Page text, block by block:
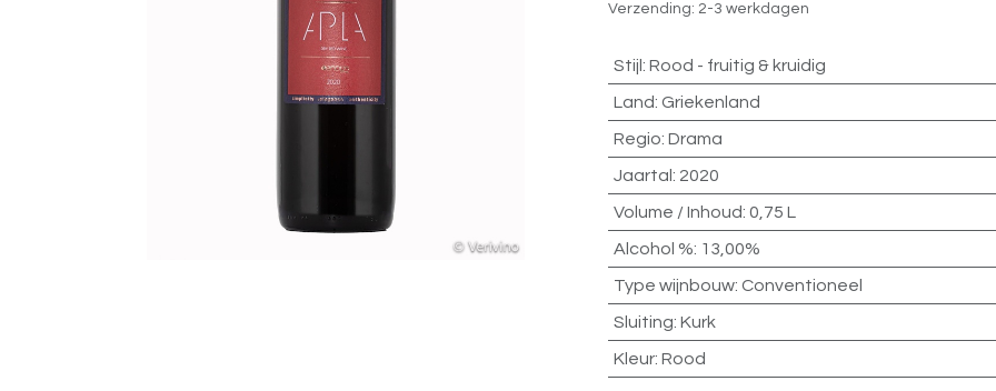
Verzending: 2-3 werkdagen
Stijl : Rood - fruitig & kruidig
Land: Griekenland
Regio: Drama
Jaartal : 2020
Volume / Inhoud: 0,75 L
Alcohol %: 13,00%
Type wijnbouw: Conventioneel
Sluiting: Kurk
Kleur: Rood